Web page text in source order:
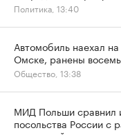
Политика, 13:40
Автомобиль наехал
Омске, ранены
Общество, 13:38
МИД Польши сравнил
посольства России с